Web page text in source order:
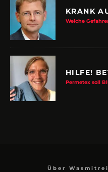
KRANK
Welche
HILFE!
Permetex soll
Über